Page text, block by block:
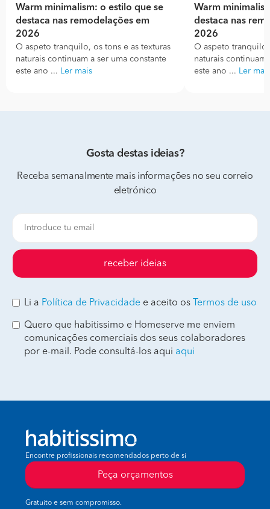
Warm minimalism: o estilo que se
destaca nas remodelações em
2026
O aspeto tranquilo, os tons e as texturas
naturais continuam a ser uma constante
este ano ... Ler mais
Warm
destaca nas
2026
O aspeto
naturais continuam
este ano ... Ler mais
Gosta destas ideias?
Receba semanalmente mais informações no seu correio
eletrónico
receber ideias
Li a Política de Privacidade e aceito os Termos de uso
Quero que habitissimo e Homeserve me enviem
comunicações comerciais dos seus colaboradores
por e-mail. Pode consultá-los aqui aqui
Encontre profissionais recomendados perto de si
Peça orçamentos
Gratuito e sem compromisso.